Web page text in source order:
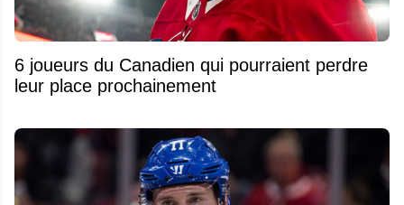
6 joueurs du Canadien qui pourraient perdre
leur place prochainement